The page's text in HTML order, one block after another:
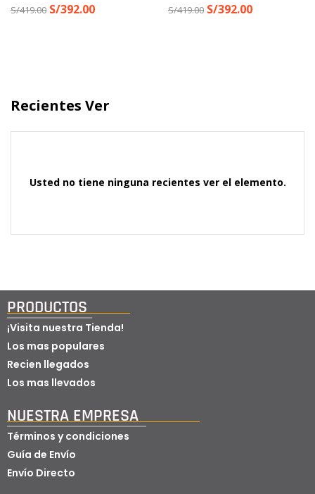
S/419.00 S/392.00
S/419.00 S/392.00
Recientes Ver
Usted no tiene ninguna recientes ver el elemento.
PRODUCTOS
¡Visita nuestra Tienda!
Los mas populares
Recien llegados
Los mas llevados
NUESTRA EMPRESA​
Términos y condiciones
Guía de Envío
Envío Directo